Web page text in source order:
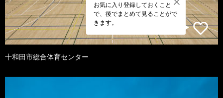
お気に入り登録しておくこと
で、後でまとめて見ることがで
きます。
十和田市総合体育センター